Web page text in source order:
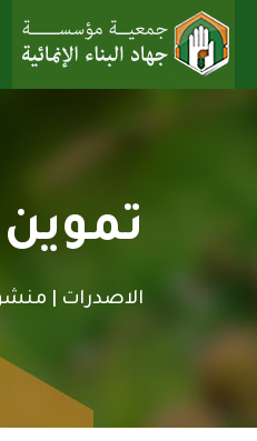
الاصدرات |